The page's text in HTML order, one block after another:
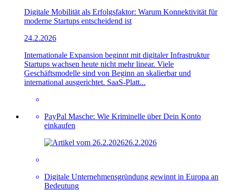
Digitale Mobilität als Erfolgsfaktor: Warum Konnektivität für
moderne Startups entscheidend ist
24.2.2026
Internationale Expansion beginnt mit digitaler Infrastruktur
Startups wachsen heute nicht mehr linear. Viele
Geschäftsmodelle sind von Beginn an skalierbar und
international ausgerichtet. SaaS-Platt...
PayPal Masche: Wie Kriminelle über Dein Konto
einkaufen
26.2.2026
Digitale Unternehmensgründung gewinnt in Europa an
Bedeutung